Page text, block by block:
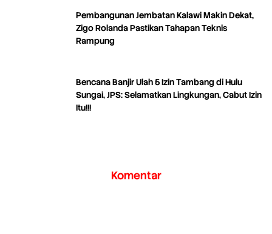
Pembangunan Jembatan Kalawi Makin Dekat,
Zigo Rolanda Pastikan Tahapan Teknis
Rampung
Bencana Banjir Ulah 5 Izin Tambang di Hulu
Sungai, JPS: Selamatkan Lingkungan, Cabut Izin
Itu!!!
Komentar